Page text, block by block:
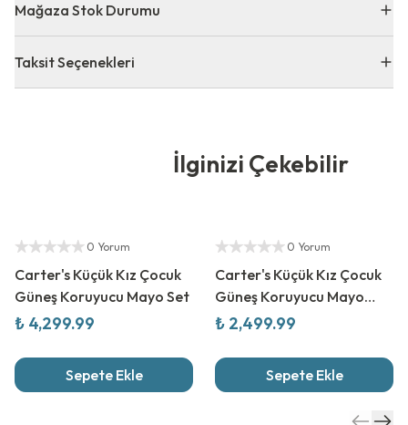
Mağaza Stok Durumu
Taksit Seçenekleri
İlginizi Çekebilir
0 Yorum
Carter's Küçük Kız Çocuk
Güneş Koruyucu Mayo Set
₺ 4,299.99
Sepete Ekle
0 Yorum
Carter's Küçük Kız Çocuk
Güneş Koruyucu Mayo
Elbise
₺ 2,499.99
Sepete Ekle